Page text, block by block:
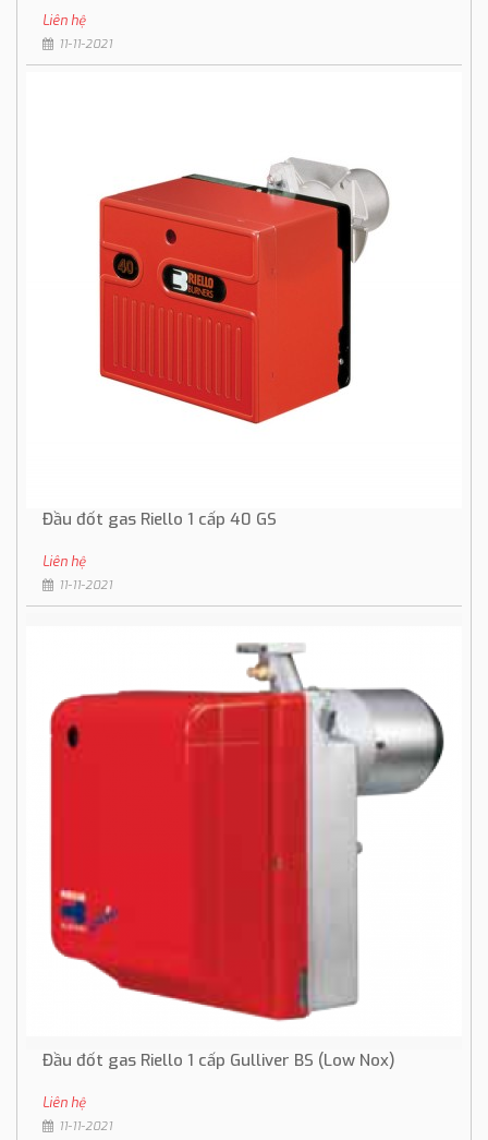
Liên hệ
11-11-2021
Đầu đốt gas Riello 1 cấp 40 GS
Liên hệ
11-11-2021
Đầu đốt gas Riello 1 cấp Gulliver BS (Low Nox)
Liên hệ
11-11-2021